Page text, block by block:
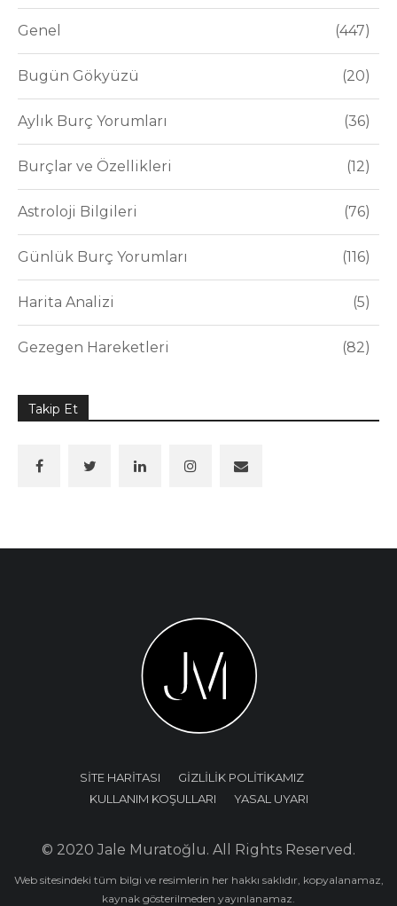
Genel 447
Bugün Gökyüzü 20
Aylık Burç Yorumları 36
Burçlar ve Özellikleri 12
Astroloji Bilgileri 76
Günlük Burç Yorumları 116
Harita Analizi 5
Gezegen Hareketleri 82
Takip Et
SİTE HARİTASI
GİZLİLİK POLİTİKAMIZ
KULLANIM KOŞULLARI
YASAL UYARI
© 2020 Jale Muratoğlu. All Rights Reserved.
Web sitesindeki tüm bilgi ve resimlerin her hakkı saklıdır, kopyalanamaz,
kaynak gösterilmeden yayınlanamaz.